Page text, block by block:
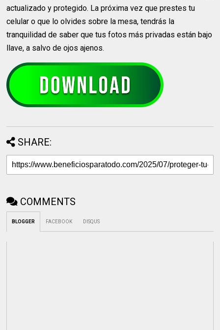
actualizado y protegido. La próxima vez que prestes tu
celular o que lo olvides sobre la mesa, tendrás la
tranquilidad de saber que tus fotos más privadas están bajo
llave, a salvo de ojos ajenos.
SHARE:
COMMENTS
BLOGGER FACEBOOK DISQUS